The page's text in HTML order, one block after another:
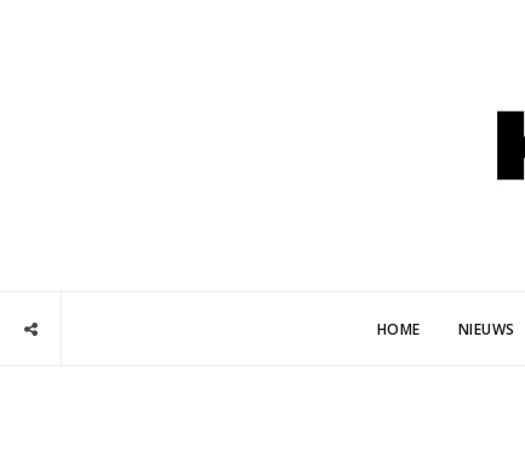
HOME NIEUWS